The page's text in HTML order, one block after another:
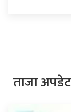
ताजा अपडेट